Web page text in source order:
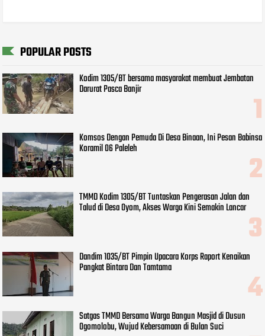
POPULAR POSTS
Kodim 1305/BT bersama masyarakat membuat Jembatan
Darurat Pasca Banjir
Komsos Dengan Pemuda Di Desa Binaan, Ini Pesan Babinsa
Koramil 06 Paleleh
TMMD Kodim 1305/BT Tuntaskan Pengerasan Jalan dan
Talud di Desa Oyom, Akses Warga Kini Semakin Lancar
Dandim 1035/BT Pimpin Upacara Korps Raport Kenaikan
Pangkat Bintara Dan Tamtama
Satgas TMMD Bersama Warga Bangun Masjid di Dusun
Ogomolobu, Wujud Kebersamaan di Bulan Suci